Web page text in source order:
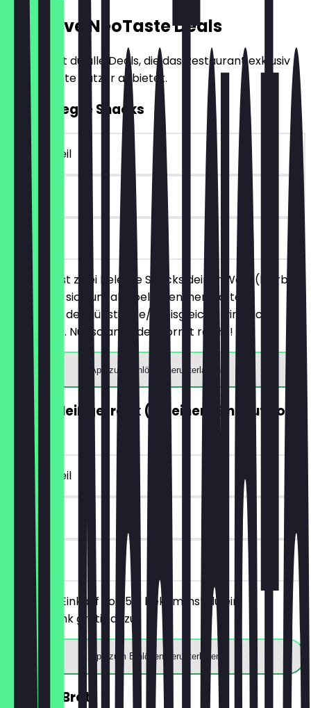
Exklusive NeoTaste Deals
Hier findest du alle Deals, die das Restaurant exklusiv
für NeoTaste Nutzer anbietet.
2für1 Belegte Snacks
~4 € Vorteil
30 Tage
vor Ort
Du bestellst zwei Belegte Snacks deiner Wahl (hierbei
handelt es sich um alle belegten, herzhaften
Produkte), der günstigere/preisgleiche wird nicht
berechnet. Nur solange der Vorrat reicht!
App zum Einlösen herunterladen
GRATIS Heißgetränk (ab einem Einkauf von
~4 € Vorteil
vor Ort
Ab einem Einkauf von 5€ bekommst du ein
Heißgetränk gratis dazu.
App zum Einlösen herunterladen
30% auf Brot